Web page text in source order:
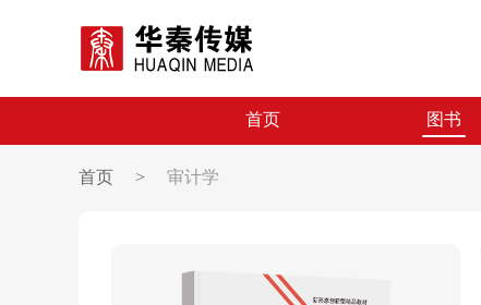
首页 图书
首页 > 审计学